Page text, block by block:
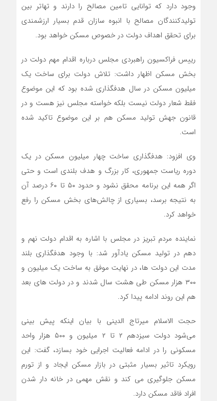
وجود دارد که توانایی تامین مصالح را دارند و تهاتر بین
تولیدکنندگان مصالح با انبوه سازان قدم بسیار ارزشمندی
برای تحقق اهداف دولت در خصوص مسکن خواهد بود.
رییس فراکسیون راهبردی مجلس درباره اقدام مهم دولت در
بخش مسکن اظهار داشت: تلاش دولت برای ساخت یک
میلیون مسکن در سال هدفگذاری شده بود که این موضوع
فقط شعار دولت نیست بلکه خواسته مجلس نیز هست و در
قانون جهش تولید مسکن هم بر این موضوع تاکید شده
است.
وی افزود: هدفگذاری ساخت چهار میلیون مسکن در یک
دوره ریاست جمهوری، کار بزرگ و هدف بلندی است و حتی
اگر همه این برنامه محقق نشود و حدود ۵۰ تا ۶۰ درصد آن
به نتیجه برسد، بسیاری از چالش‌های بخش مسکن را رفع
خواهد کرد.
نماینده مردم تبریز در مجلس با اشاره به اقدام دولت نهم و
دهم در تولید مسکن یادآور شد: با وجود هدفگذاری بلند
مدت این دولت ها، در نهایت موفق به ساخت یک میلیون و
۳۰۰ هزار مسکن طی هشت سال شدند و در دولت های بعد
هم این روند ادامه پیدا کرد.
حجت الاسلام میرتاج الدینی با بیان اینکه پیش بینی
می‌شود دولت سیزدهم ۲ تا ۲ میلیون و ۵۰۰ هزار واحد
مسکونی را در ادامه فعالیت اجرایی خود بسازد، گفت:‌ این
رویکرد تاثیر بسیار مثبتی در بازار مسکن ایجاد و از تورم
مسکن جلوگیری می کند و نقش مهمی در خانه دار شدن
افراد فاقد مسکن دارد.